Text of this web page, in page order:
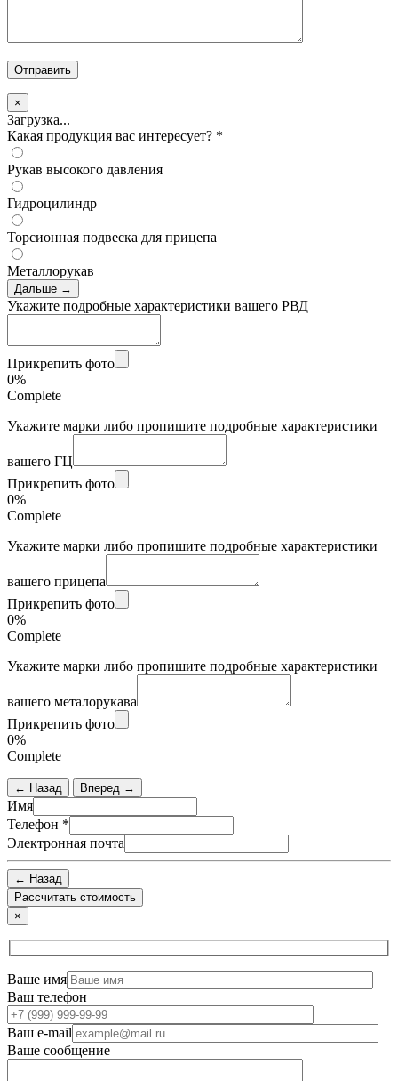
×
Загрузка...
Какая продукция вас интересует? *
Рукав высокого давления
Гидроцилиндр
Торсионная подвеска для прицепа
Металлорукав
Дальше →
Укажите подробные характеристики вашего РВД
Прикрепить фото
0%
Complete
Укажите марки либо пропишите подробные характеристики
вашего ГЦ
Прикрепить фото
0%
Complete
Укажите марки либо пропишите подробные характеристики
вашего прицепа
Прикрепить фото
0%
Complete
Укажите марки либо пропишите подробные характеристики
вашего металорукава
Прикрепить фото
0%
Complete
← Назад Вперед →
Имя
Телефон *
Электронная почта
← Назад
×
Ваше имя
Ваш телефон
Ваш e-mail
Ваше сообщение